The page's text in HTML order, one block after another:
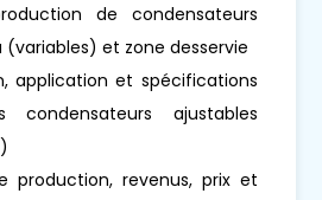
de condensateurs
(variables) et zone desservie
application et spécifications
ajustables
production, revenus, prix et